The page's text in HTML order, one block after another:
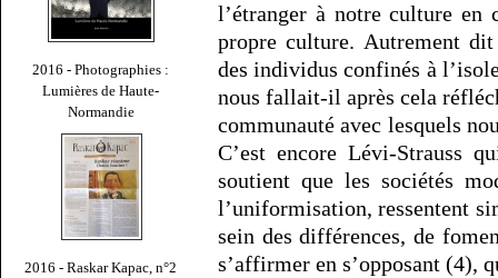
2016 - Photographies :
Lumières de Haute-
Normandie
2016 - Raskar Kapac, n°2
l’étranger à notre culture en
propre culture. Autrement
des individus confinés à
nous fallait-il après cela
communauté avec lesquels
C’est encore Lévi-Strauss
soutient que les sociétés
l’uniformisation, ressentent
sein des différences, de
s’affirmer en s’opposant (4),